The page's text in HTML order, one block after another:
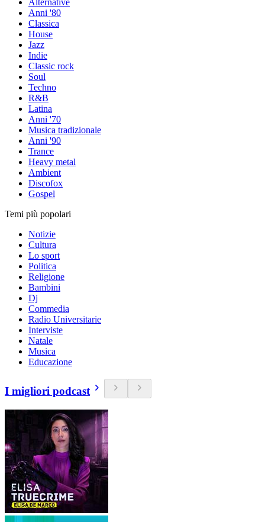
Alternative
Anni '80
Classica
House
Jazz
Indie
Classic rock
Soul
Techno
R&B
Latina
Anni '70
Musica tradizionale
Anni '90
Trance
Heavy metal
Ambient
Discofox
Gospel
Temi più popolari
Notizie
Cultura
Lo sport
Politica
Religione
Bambini
Dj
Commedia
Radio Universitarie
Interviste
Natale
Musica
Educazione
I migliori podcast